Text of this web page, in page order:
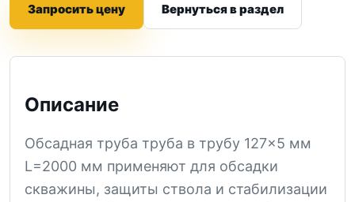
Запросить цену Вернуться в раздел
Описание
Обсадная труба труба в трубу 127×5 мм
L=2000 мм применяют для обсадки
скважины, защиты ствола и стабилизации